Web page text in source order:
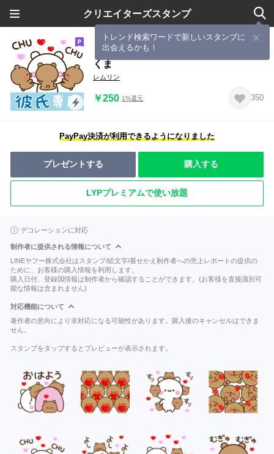
クリエイターズスタンプ
トレンド検索ワードで新しいスタンプに
出会えるかも！
【彼氏専用】量産アモーレ♡ミニくま
くま
レムリン
￥250 1%還元 350
PayPay決済が利用できるようになりました
プレゼントする 購入する
LYPプレミアムで使い放題
デコレーションに対応
制作者に提供される情報について
LINEヤフー株式会社はスタンプ/絵文字/着せかえ制作者への売上レポートの提供の
ために、お客様の購入情報を利用します。
購入日付、登録国情報は制作者から確認することができます。(お客様を直接識別可
能な情報は含まれません)
対応機能について
著作者の意向により非対応になる可能性があります。購入後のキャンセルはできま
せん。
スタンプをタップするとプレビューが表示されます。